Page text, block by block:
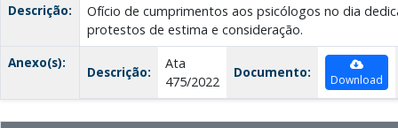
Descrição:
Ofício de cumprimentos aos psicólogos no dia
protestos de estima e consideração.
Anexo(s):
Descrição:
Ata
475/2022
Documento: Download